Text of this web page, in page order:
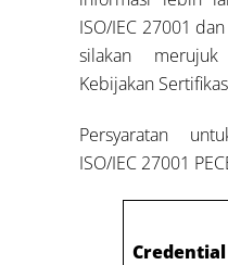
ISO/IEC 27001
silakan
Kebijakan
Persyaratan
ISO/IEC 27001
Credential